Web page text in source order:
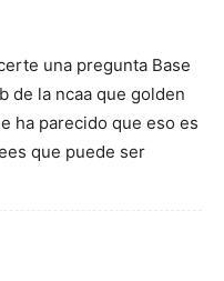
una pregunta Base
de la ncaa que golden
ha parecido que eso es
que puede ser